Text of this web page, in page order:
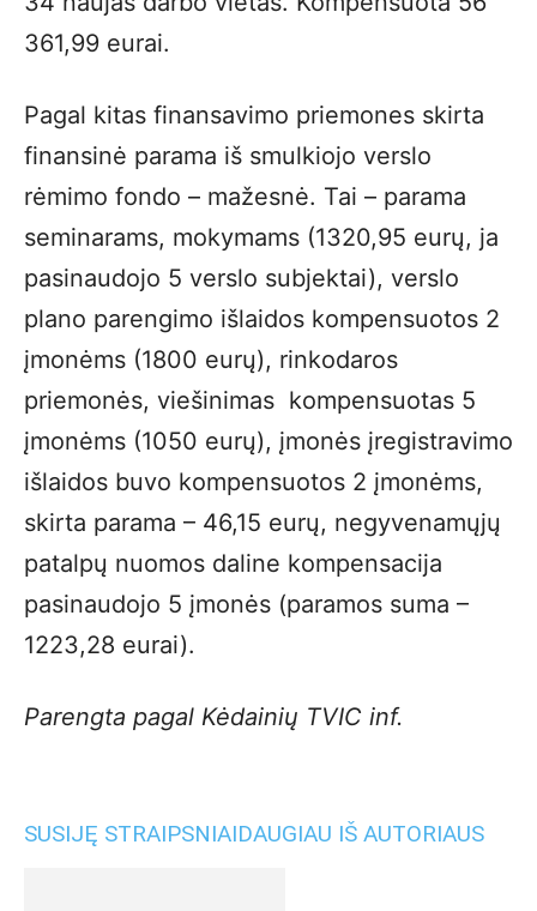
361,99 eurai.
Pagal kitas finansavimo priemones skirta
finansinė parama iš smulkiojo verslo
rėmimo fondo – mažesnė. Tai – parama
seminarams, mokymams (1320,95 eurų, ja
pasinaudojo 5 verslo subjektai), verslo
plano parengimo išlaidos kompensuotos 2
įmonėms (1800 eurų), rinkodaros
priemonės, viešinimas kompensuotas 5
įmonėms (1050 eurų), įmonės įregistravimo
išlaidos buvo kompensuotos 2 įmonėms,
skirta parama – 46,15 eurų, negyvenamųjų
patalpų nuomos daline kompensacija
pasinaudojo 5 įmonės (paramos suma –
1223,28 eurai).
Parengta pagal Kėdainių TVIC inf.
SUSIJĘ STRAIPSNIAIDAUGIAU IŠ AUTORIAUS